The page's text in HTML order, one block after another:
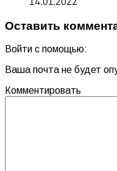
Оставить
Войти с помощью:
Ваша почта не будет
Комментировать